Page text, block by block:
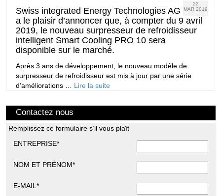
22
MAR 2019
Swiss integrated Energy Technologies AG
a le plaisir d’annoncer que, à compter du 9 avril
2019, le nouveau surpresseur de refroidisseur
intelligent Smart Cooling PRO 10 sera
disponible sur le marché.
Après 3 ans de développement, le nouveau modèle de
surpresseur de refroidisseur est mis à jour par une série
d’améliorations … Lire la suite
Contactez nous
Remplissez ce formulaire s’il vous plaît
ENTREPRISE*
NOM ET PRÉNOM*
E-MAIL*